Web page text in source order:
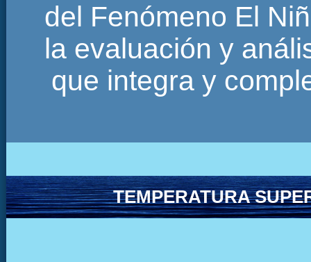
del Fenómeno El
la evaluación y
que integra y
TEMPERATURA